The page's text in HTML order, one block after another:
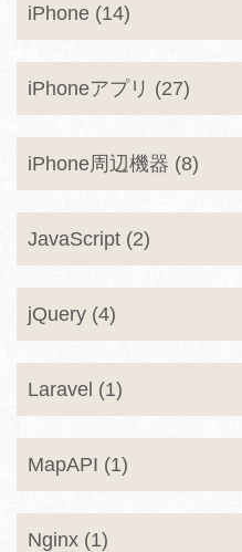
iPhone (14)
iPhoneアプリ (27)
iPhone周辺機器 (8)
JavaScript (2)
jQuery (4)
Laravel (1)
MapAPI (1)
Nginx (1)